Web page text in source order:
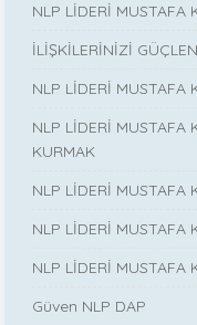
NLP LİDERİ MUSTAFA
İLİŞKİLERİNİZİ
NLP LİDERİ MUSTAFA
NLP LİDERİ MUSTAFA
KURMAK
NLP LİDERİ MUSTAFA
NLP LİDERİ MUSTAFA
NLP LİDERİ MUSTAFA
Güven NLP DAP